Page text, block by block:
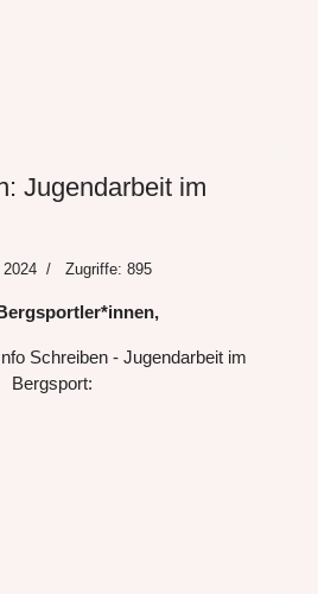
Jugendarbeit im
Zugriffe: 895
Schreiben - Jugendarbeit im
Bergsport: